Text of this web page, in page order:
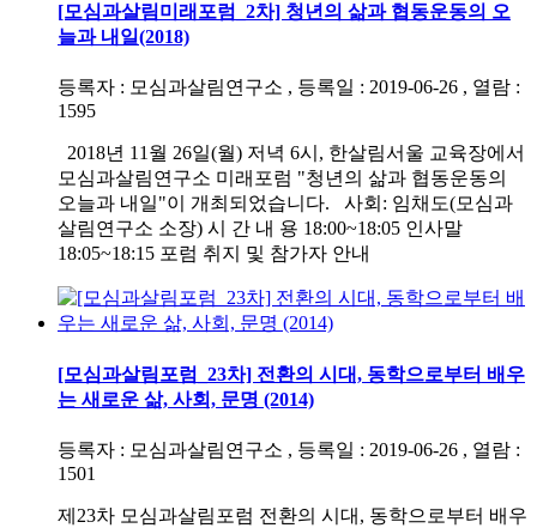
[모심과살림미래포럼_2차] 청년의 삶과 협동운동의 오
늘과 내일(2018)
등록자 : 모심과살림연구소 , 등록일 : 2019-06-26 , 열람 :
1595
2018년 11월 26일(월) 저녁 6시, 한살림서울 교육장에서
모심과살림연구소 미래포럼 "청년의 삶과 협동운동의
오늘과 내일"이 개최되었습니다. 사회: 임채도(모심과
살림연구소 소장) 시 간 내 용 18:00~18:05 인사말
18:05~18:15 포럼 취지 및 참가자 안내
[모심과살림포럼_23차] 전환의 시대, 동학으로부터 배우
는 새로운 삶, 사회, 문명 (2014)
등록자 : 모심과살림연구소 , 등록일 : 2019-06-26 , 열람 :
1501
제23차 모심과살림포럼 전환의 시대, 동학으로부터 배우